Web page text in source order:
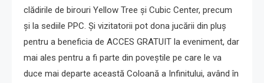
clădirile de birouri Yellow Tree și Cubic Center, precum
și la sediile PPC. Și vizitatorii pot dona jucării din pluș
pentru a beneficia de ACCES GRATUIT la eveniment, dar
mai ales pentru a fi parte din poveștile pe care le va
duce mai departe această Coloană a Infinitului, având în